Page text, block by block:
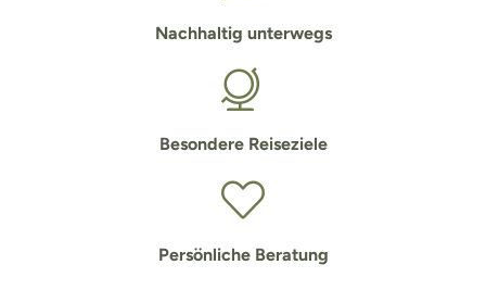
Nachhaltig unterwegs
Besondere Reiseziele
Persönliche Beratung